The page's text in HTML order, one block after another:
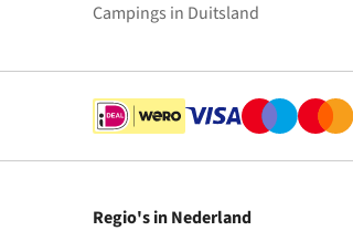
Campings in Duitsland
Regio's in Nederland